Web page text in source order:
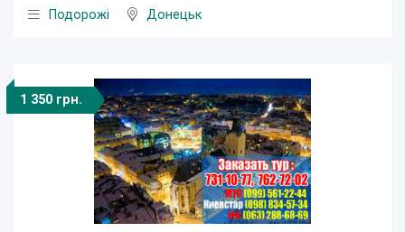
Подорожі
Донецьк
1 350 грн.